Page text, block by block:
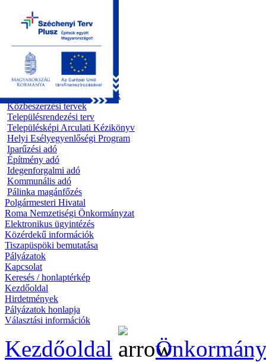
Kezdőoldal
Önkormányzat
Előterjesztések
Testületi ülések
Polgármesteri döntések
Bizottsági ülések
Rendeletek 1995 - 2013
Rendeletek 2014 - 2026
Szabályzatok/Alapító okiratok
Közbeszerzési tervek
Településrendezési terv
Településképi Arculati Kézikönyv
Helyi Esélyegyenlőségi Program
Iparűzési adó
Építmény adó
Idegenforgalmi adó
Kommunális adó
Pálinka magánfőzés
Polgármesteri Hivatal
Roma Nemzetiségi Önkormányzat
Elektronikus ügyintézés
Közérdekű információk
Tiszapüspöki bemutatása
Pályázatok
Kapcsolat
Keresés / honlaptérkép
Kezdőoldal
Hirdetmények
Pályázatok honlapja
Választási információk
Kezdőoldal